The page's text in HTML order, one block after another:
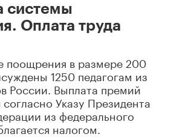
системы
Оплата труда
поощрения в размере 200
1250 педагогам из
России. Выплата премий
Указу Президента
из федерального
налогом.